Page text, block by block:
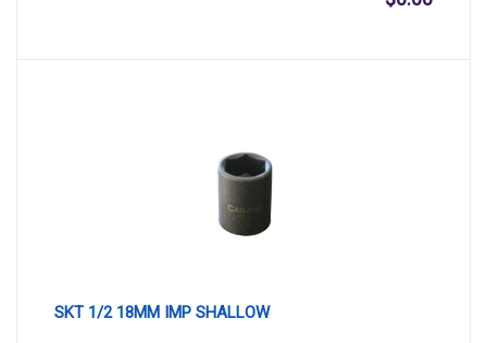
SKT 1/2 18MM IMP SHALLOW